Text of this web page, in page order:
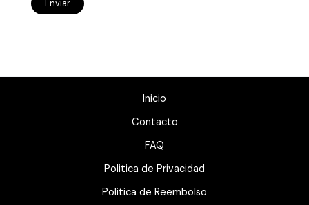
Inicio
Contacto
FAQ
Politica de Privacidad
Politica de Reembolso